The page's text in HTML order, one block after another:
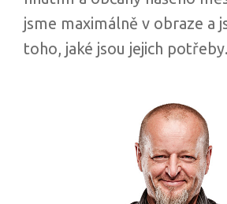
jsme maximálně v obraze a
toho, jaké jsou jejich potřeby.